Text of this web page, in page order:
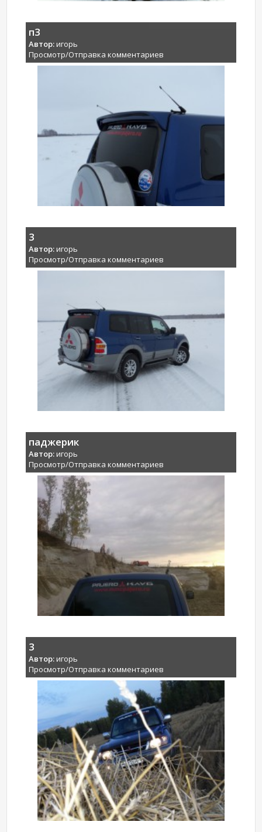
п3
Автор:игорь
Просмотр/Отправка комментариев
3
Автор:игорь
Просмотр/Отправка комментариев
паджерик
Автор:игорь
Просмотр/Отправка комментариев
3
Автор:игорь
Просмотр/Отправка комментариев